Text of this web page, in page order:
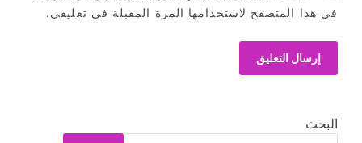
في هذا المتصفح لاستخدامها المرة المقبلة في تعليقي.
البحث